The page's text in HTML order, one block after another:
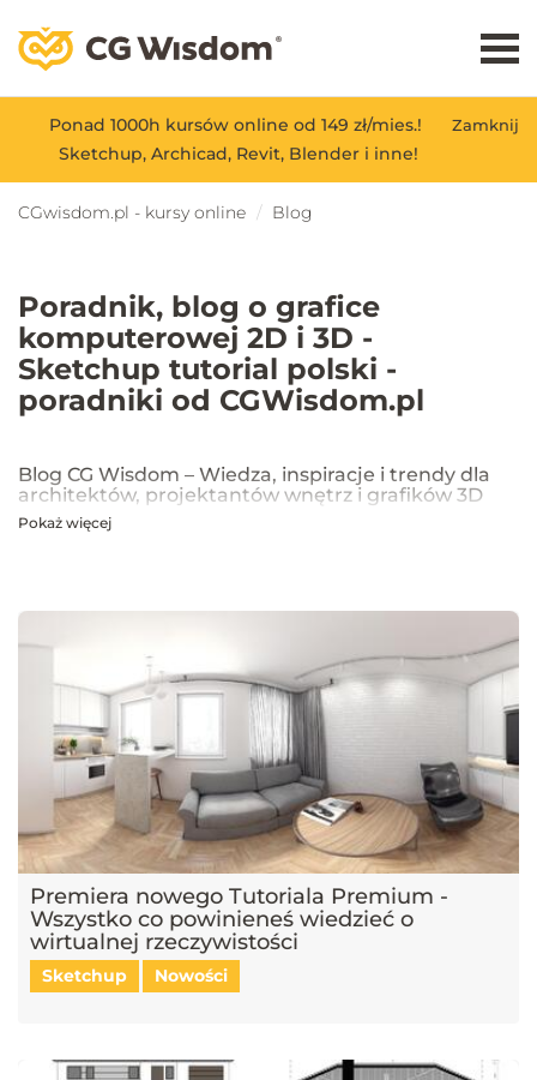
Zamknij
Ponad 1000h kursów online od 149 zł/mies.!
Sketchup, Archicad, Revit, Blender i inne!
CGwisdom.pl - kursy online Blog
Poradnik, blog o grafice
komputerowej 2D i 3D -
Sketchup tutorial polski -
poradniki od CGWisdom.pl
Blog CG Wisdom – Wiedza, inspiracje i trendy dla
architektów, projektantów wnętrz i grafików 3D
Na blogu CG Wisdom znajdziesz praktyczne porady, inspiracje oraz
które pomagają tworzyć profesjonalne i fotorealistyczne wizualizacje.
projektantów, jakie są najlepsze praktyki w renderingu oraz jak
optymalizować proces projektowy. Śledź nasz blog, aby pozostać na
bieżąco z technologią i rozwijać swoje umiejętności w projektowaniu
przestrzeni i wizualizacji 3D!
Pokaż więcej
Premiera nowego Tutoriala Premium -
Wszystko co powinieneś wiedzieć o
wirtualnej rzeczywistości
Sketchup Nowości